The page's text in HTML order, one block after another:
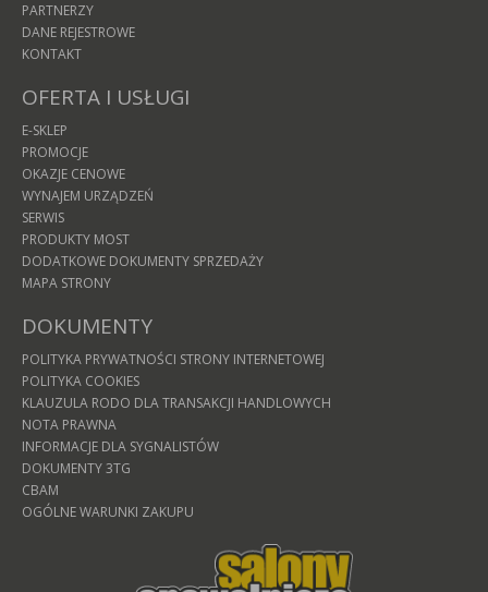
PARTNERZY
DANE REJESTROWE
KONTAKT
OFERTA I USŁUGI
E-SKLEP
PROMOCJE
OKAZJE CENOWE
WYNAJEM URZĄDZEŃ
SERWIS
PRODUKTY MOST
DODATKOWE DOKUMENTY SPRZEDAŻY
MAPA STRONY
DOKUMENTY
POLITYKA PRYWATNOŚCI STRONY INTERNETOWEJ
POLITYKA COOKIES
KLAUZULA RODO DLA TRANSAKCJI HANDLOWYCH
NOTA PRAWNA
INFORMACJE DLA SYGNALISTÓW
DOKUMENTY 3TG
CBAM
OGÓLNE WARUNKI ZAKUPU